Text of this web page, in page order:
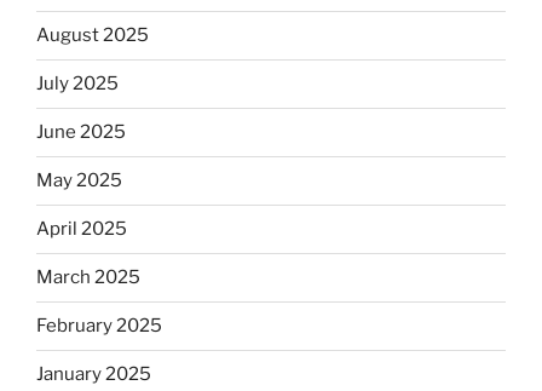
August 2025
July 2025
June 2025
May 2025
April 2025
March 2025
February 2025
January 2025